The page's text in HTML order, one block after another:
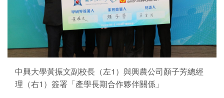
中興大學黃振文副校長（左1）與興農公司顏子芳總經
理（右1）簽署「產學長期合作夥伴關係」